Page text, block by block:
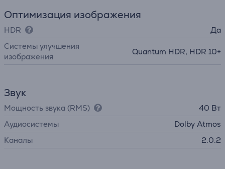
Оптимизация изображения
HDR
Да
Системы улучшения
изображения
Quantum HDR, HDR 10+
Звук
Мощность звука (RMS)
40 Вт
Аудиосистемы
Dolby Atmos
Каналы
2.0.2